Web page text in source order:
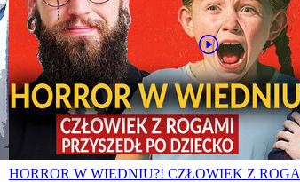
HORROR W WIEDNIU?! CZŁOWIEK Z